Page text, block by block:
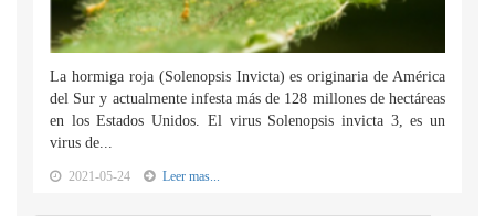
La hormiga roja (Solenopsis Invicta) es originaria de América
del Sur y actualmente infesta más de 128 millones de hectáreas
en los Estados Unidos. El virus Solenopsis invicta 3, es un
virus de...
2021-05-24 Leer mas...